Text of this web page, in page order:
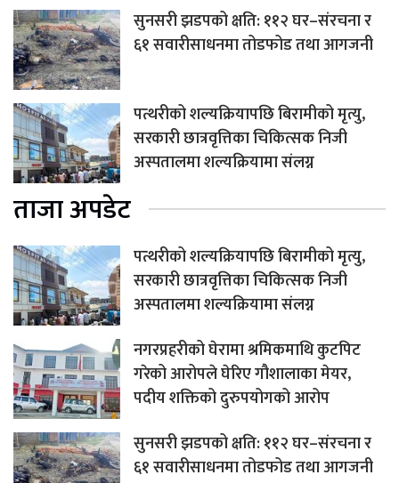
सुनसरी झडपको क्षति: ११२ घर–संरचना र
६१ सवारीसाधनमा तोडफोड तथा आगजनी
पत्थरीको शल्यक्रियापछि बिरामीको मृत्यु,
सरकारी छात्रवृत्तिका चिकित्सक निजी
अस्पतालमा शल्यक्रियामा संलग्न
ताजा अपडेट
पत्थरीको शल्यक्रियापछि बिरामीको मृत्यु,
सरकारी छात्रवृत्तिका चिकित्सक निजी
अस्पतालमा शल्यक्रियामा संलग्न
नगरप्रहरीको घेरामा श्रमिकमाथि कुटपिट
गरेको आरोपले घेरिए गौशालाका मेयर,
पदीय शक्तिको दुरुपयोगको आरोप
सुनसरी झडपको क्षति: ११२ घर–संरचना र
६१ सवारीसाधनमा तोडफोड तथा आगजनी